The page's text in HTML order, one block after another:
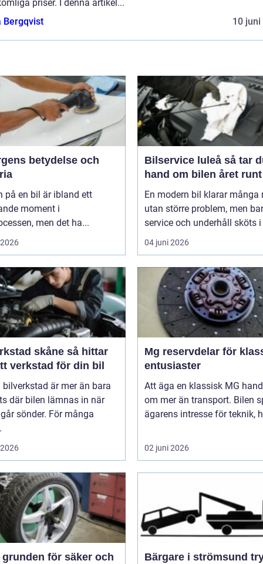
priser. I denna artikel...
Bergqvist
10 juni
betydelse och
på en bil är ibland ett
moment i
men det ha...
Bilservice luleå så tar du
hand om bilen året runt
En modern bil klarar många
utan större problem, men
service och underhåll sköts i
04 juni 2026
skåne så hittar
verkstad för din bil
bilverkstad är mer än bara
där bilen lämnas in när
sönder. För många
Mg reservdelar för
entusiaster
Att äga en klassisk MG
om mer än transport. Bilen
ägarens intresse för teknik,
02 juni 2026
Bärgare i strömsund trygg